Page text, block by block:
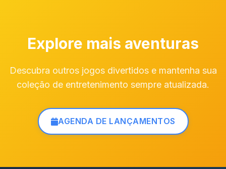
Explore mais aventuras
Descubra outros jogos divertidos e mantenha sua
coleção de entretenimento sempre atualizada.
AGENDA DE LANÇAMENTOS